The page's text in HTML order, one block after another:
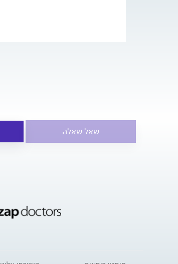
שאל שאלה